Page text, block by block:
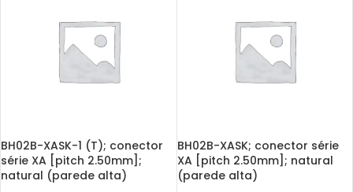
BH02B-XASK-1 (T); conector
série XA [pitch 2.50mm];
natural (parede alta)
BH02B-XASK; conector série
XA [pitch 2.50mm]; natural
(parede alta)